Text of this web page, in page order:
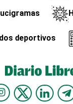
deportivos